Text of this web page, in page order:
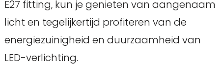
E27 fitting, kun je genieten van aangenaam
licht en tegelijkertijd profiteren van de
energiezuinigheid en duurzaamheid van
LED-verlichting.